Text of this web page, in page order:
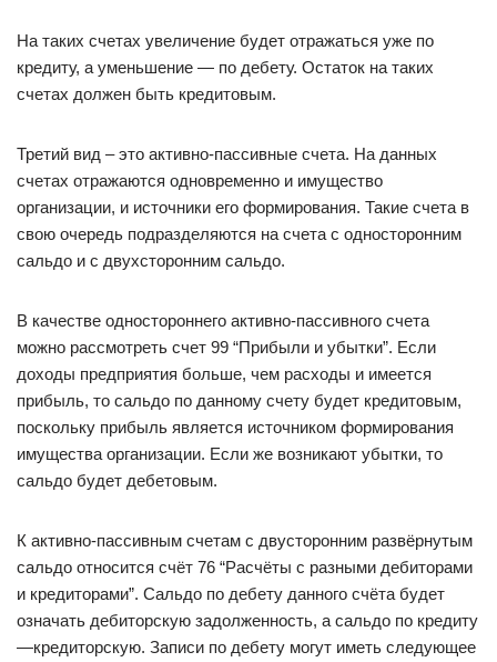
На таких счетах увеличение будет отражаться уже по
кредиту, а уменьшение — по дебету. Остаток на таких
счетах должен быть кредитовым.
Третий вид – это активно-пассивные счета. На данных
счетах отражаются одновременно и имущество
организации, и источники его формирования. Такие счета в
свою очередь подразделяются на счета с односторонним
сальдо и с двухсторонним сальдо.
В качестве одностороннего активно-пассивного счета
можно рассмотреть счет 99 “Прибыли и убытки”. Если
доходы предприятия больше, чем расходы и имеется
прибыль, то сальдо по данному счету будет кредитовым,
поскольку прибыль является источником формирования
имущества организации. Если же возникают убытки, то
сальдо будет дебетовым.
К активно-пассивным счетам с двусторонним развёрнутым
сальдо относится счёт 76 “Расчёты с разными дебиторами
и кредиторами”. Сальдо по дебету данного счёта будет
означать дебиторскую задолженность, а сальдо по кредиту
—кредиторскую. Записи по дебету могут иметь следующее